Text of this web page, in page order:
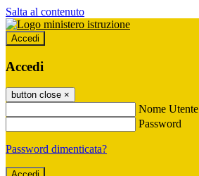
Salta al contenuto
Accedi
Accedi
button close ×
Nome Utente
Password
Password dimenticata?